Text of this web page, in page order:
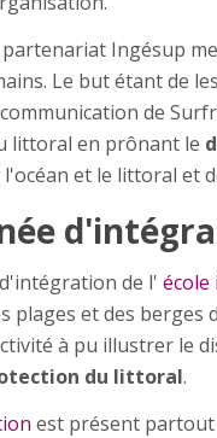
Ingésup
Le but étant de les
de
littoral en prônant le
et le littoral et
de l'
plages et des berges
à pu illustrer le
du littoral.
est présent